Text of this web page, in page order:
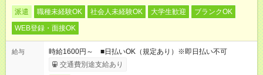
派遣 職種未経験OK 社会人未経験OK 大学生歓迎
ブランクOK
WEB登録・面接OK
給与
時給1600円～ ■日払いOK（規定あり）※即日払い不可
交通費別途支給あり